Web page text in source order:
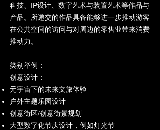
科技、IP设计、数字艺术与装置艺术等作品与
产品。所递交的作品具备能够进一步推动游客
在公共空间的访问与对周边的零售业带来消费
推动力。
类别举例：
创意设计：
元宇宙下的未来文旅体验
户外主题乐园设计
创意街区/创意街景规划
大型数字化节庆设计，例如灯光节